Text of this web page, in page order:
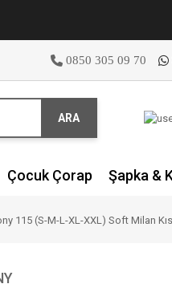
0850 305 09 70
ARA
Çocuk Çorap Şapka &
115 (S-M-L-XL-XXL) Soft Milan